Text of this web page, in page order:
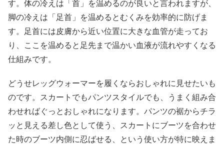
す。体の冷えは「首」を温めるのが良いと言われますが、
脚の冷えは「足首」を温めるとむくみを効率的に防げま
す。足首には皮膚から近い位置に大きな血管が走ってお
り、ここを温めると足先まで温かい血液が流れやすくなる
仕組みです。
どうせレッグウォーマーを履くならおしゃれに見せたいも
のです。スカートでもパンツスタイルでも、うまく組み合
わせればぐっとおしゃれになります。パンツの裾からチラ
ッと見える差し色として使う、スカートにブーツを合わせ
た時のブーツ内側に忍ばせる、という使い方が特に映えま